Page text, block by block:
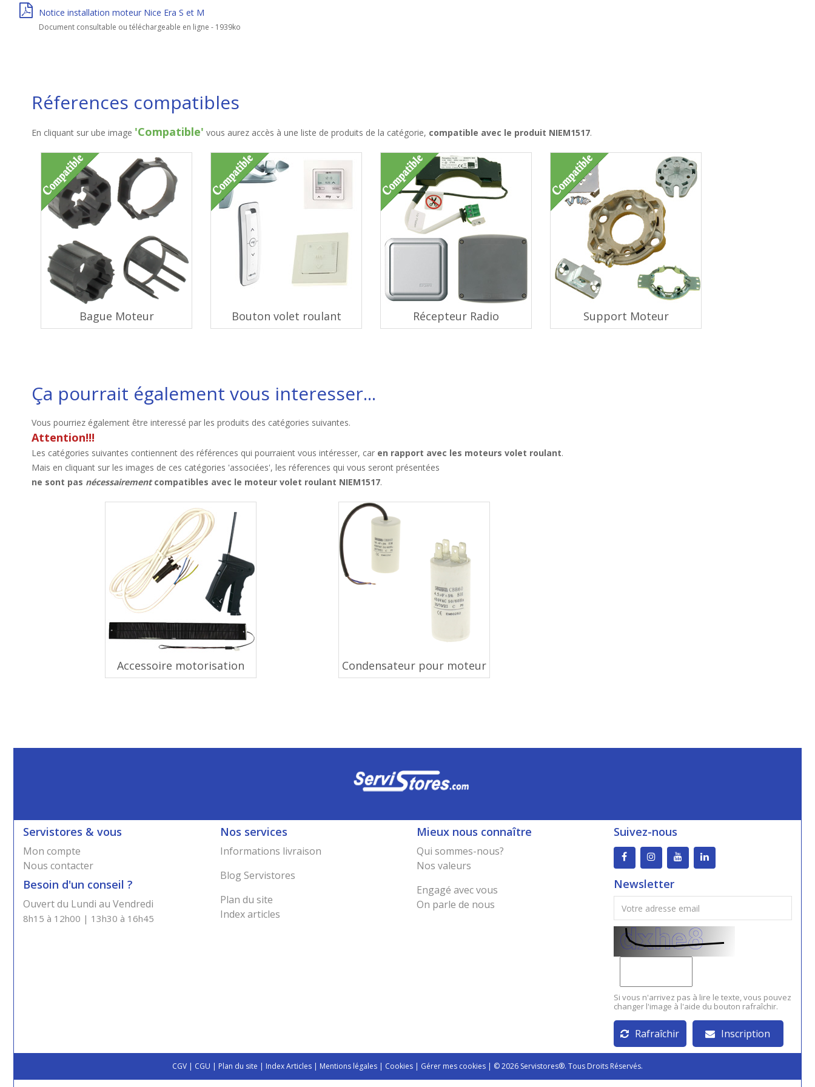
Notice installation moteur Nice Era S et M
Document consultable ou téléchargeable en ligne - 1939ko
Réferences compatibles
En cliquant sur ube image 'Compatible' vous aurez accès à une liste de produits de la catégorie, compatible avec le produit NIEM1517.
Bague Moteur Bouton volet roulant Récepteur Radio Support Moteur
Ça pourrait également vous interesser...
Vous pourriez également être interessé par les produits des catégories suivantes.
Attention!!!
Les catégories suivantes contiennent des références qui pourraient vous intéresser, car en rapport avec les moteurs volet roulant.
Mais en cliquant sur les images de ces catégories 'associées', les réferences qui vous seront présentées
ne sont pas nécessairementcompatibles avec le moteur volet roulant NIEM1517.
Accessoire motorisation Condensateur pour moteur
Servistores & vous
Mon compte
Nous contacter
Besoin d'un conseil ?
Ouvert du Lundi au Vendredi
8h15 à 12h00 | 13h30 à 16h45
Nos services
Informations livraison
Blog Servistores
Plan du site
Index articles
Mieux nous connaître
Qui sommes-nous?
Nos valeurs
Engagé avec vous
On parle de nous
Suivez-nous
Newsletter
Si vous n'arrivez pas à lire le texte, vous pouvez
changer l'image à l'aide du bouton rafraîchir.
Rafraîchir Inscription
CGV | CGU | Plan du site | Index Articles | Mentions légales | Cookies | Gérer mes cookies | © 2026 Servistores®. Tous Droits Réservés.